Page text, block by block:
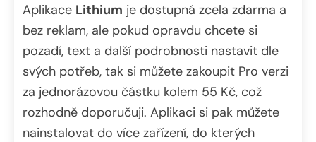
Aplikace Lithium je dostupná zcela zdarma a
bez reklam, ale pokud opravdu chcete si
pozadí, text a další podrobnosti nastavit dle
svých potřeb, tak si můžete zakoupit Pro verzi
za jednorázovou částku kolem 55 Kč, což
rozhodně doporučuji. Aplikaci si pak můžete
nainstalovat do více zařízení, do kterých